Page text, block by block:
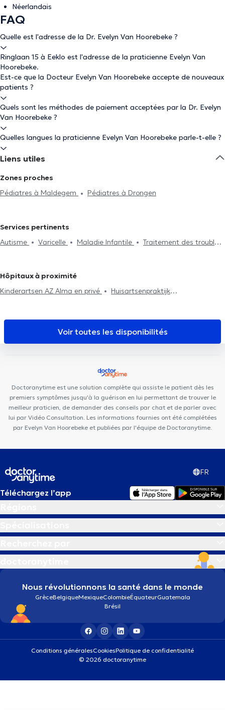
Néerlandais
FAQ
Quelle est l'adresse de la Dr. Evelyn Van Hoorebeke ?
Ringlaan 15 à Eeklo est l'adresse de la praticienne Evelyn Van
Hoorebeke.
Est-ce que la Docteur Evelyn Van Hoorebeke accepte de nouveaux
patients ?
Quels sont les méthodes de paiement acceptées par la Dr. Evelyn
Van Hoorebeke ?
Quelles langues la praticienne Evelyn Van Hoorebeke parle-t-elle ?
Liens utiles
Zones proches
Pédiatres à Maldegem
Pédiatres à Drongen
Services pertinents
Autisme
Varicelle Maladie Infantile
Traitement des troubles
Hôpitaux à proximité
Kinderartsen AZ Alma en privé
Huisartsenpraktijk
Voir toutes les disponibilités
Doctoranytime est une solution complète qui assiste le patient dès les
premiers symptômes jusqu'à la guérison en lui permettant de trouver le
meilleur praticien, de demander des conseils par chat et de parler avec
lui par Vidéo Consultation. Les informations fournies ont été complétées
par Evelyn Van Hoorebeke et publiées par l'équipe de Doctoranytime.
FR
Téléchargez l’app
Nous révolutionnons la santé dans le monde
GrèceBelgiqueMexiqueColombieÉquateurGuatemala
Brésil
Conditions généralesCookiesPolitique de confidentialité
© 2026 doctoranytime